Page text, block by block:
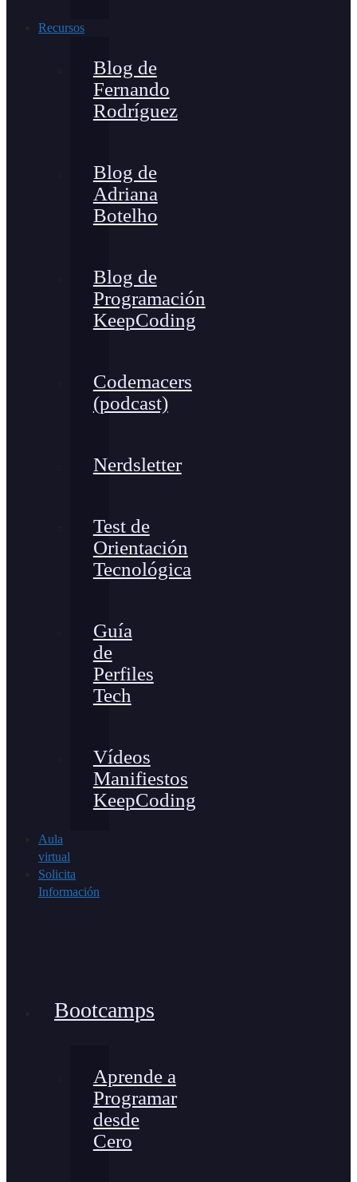
Recursos
Blog de
Fernando
Rodríguez
Blog de
Adriana
Botelho
Blog de
Programación
KeepCoding
Codemacers
(podcast)
Nerdsletter
Test de
Orientación
Tecnológica
Guía
de
Perfiles
Tech
Vídeos
Manifiestos
KeepCoding
Aula
virtual
Solicita
Información
Bootcamps
Aprende a
Programar
desde
Cero